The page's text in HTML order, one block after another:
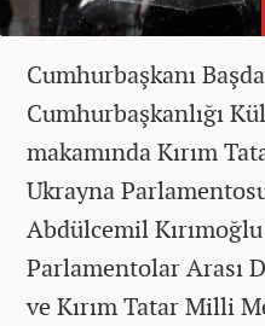
Cumhurbaşkanı
Cumhurbaşkanlığı
makamında Kırım
Ukrayna
Abdülcemil
Parlamentolar Arası
ve Kırım Tatar Milli